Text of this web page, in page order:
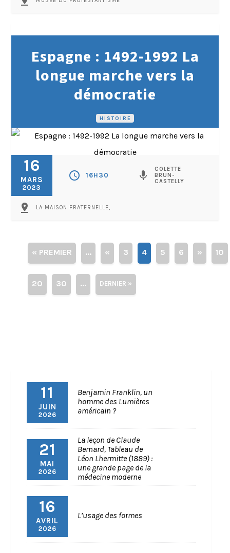
HISTOIRE
Espagne : 1492-1992 La
longue marche vers la
démocratie
16
MARS
2023
schedule 16H30 mic
COLETTE
BRUN-
CASTELLY
pin_drop LA MAISON FRATERNELLE,
« PREMIER ... « 3 4 5 6 » 10
20 30 ... DERNIER »
11
JUIN
2026
Benjamin Franklin, un
homme des Lumières
américain ?
21
MAI
2026
La leçon de Claude
Bernard, Tableau de
Léon Lhermitte (1889) :
une grande page de la
médecine moderne
16
AVRIL
2026
L’usage des formes